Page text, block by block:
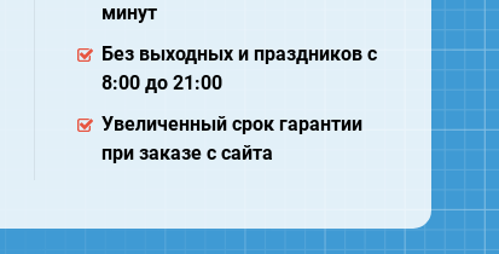
минут
Без выходных и праздников с
8:00 до 21:00
Увеличенный срок гарантии
при заказе с сайта